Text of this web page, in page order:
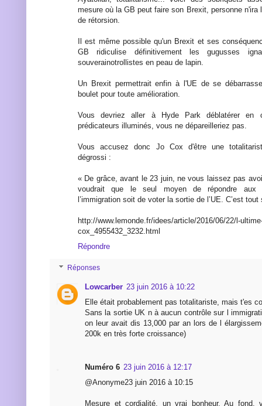
mesure où la GB peut faire son Brexit, personne n'ira
de rétorsion.
Il est même possible qu'un Brexit et ses
GB ridiculise définitivement les gugusses
souverainotrollistes en peau de lapin.
Un Brexit permettrait enfin à l'UE de se
boulet pour toute amélioration.
Vous devriez aller à Hyde Park déblatérer en
prédicateurs illuminés, vous ne dépareilleriez pas.
Vous accusez donc Jo Cox d'être une
dégrossi :
« De grâce, avant le 23 juin, ne vous laissez pas
voudrait que le seul moyen de répondre aux
l’immigration soit de voter la sortie de l’UE. C’est
http://www.lemonde.fr/idees/article/2016/06/22/l-
cox_4955432_3232.html
Répondre
Réponses
Lowcarber 23 juin 2016 à 10:22
Elle était probablement pas totalitariste, mais t'es
Sans la sortie UK n à aucun contrôle sur l
on leur avait dis 13,000 par an lors de l
200k en très forte croissance)
Numéro 6 23 juin 2016 à 12:17
@Anonyme23 juin 2016 à 10:15
Mesure et cordialité, un vrai bonheur. Au fond,